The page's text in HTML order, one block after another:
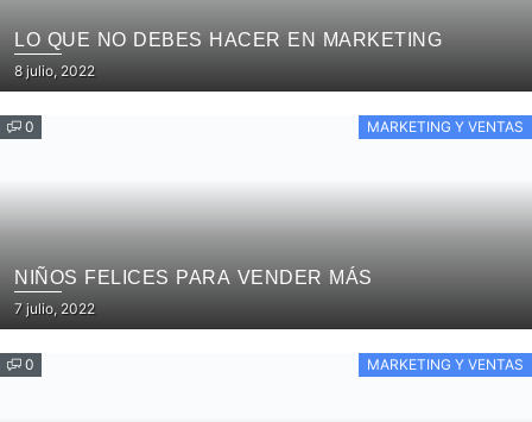
LO QUE NO DEBES HACER EN MARKETING
Posted
on
8 julio, 2022
0 MARKETING Y VENTAS
NIÑOS FELICES PARA VENDER MÁS
Posted
on
7 julio, 2022
0 MARKETING Y VENTAS